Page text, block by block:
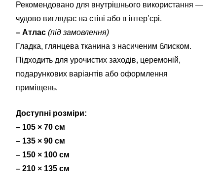
Рекомендовано для внутрішнього використання —
чудово виглядає на стіні або в інтер’єрі.
– Атлас (під замовлення)
Гладка, глянцева тканина з насиченим блиском.
Підходить для урочистих заходів, церемоній,
подарункових варіантів або оформлення
приміщень.
Доступні розміри:
– 105 × 70 см
– 135 × 90 см
– 150 × 100 см
– 210 × 135 см